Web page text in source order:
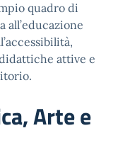
quadro di
attive e
.
Arte e